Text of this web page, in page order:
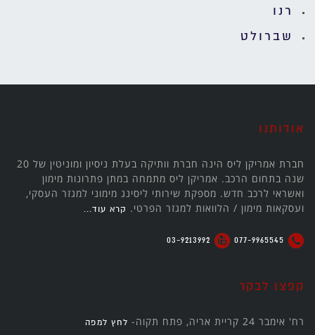
רנו
שברולט
אודותנו
חברת אמריקן ליס הינה חברת וותיקה בעלת ניסיון ומוניטין של 20
שנה בתחום הרכב. אמריקן ליס מתמחה במתן פתרונות מימון
ואשראי לרכב חדש. מספקת שירותי ליסינג מימוני למגזר העסקי,
ועסקאות מימון / הלוואות למגזר הפרטי. קרא עוד...
קפצו לבקר
רח' אימבר 24 קריית אריה, פתח תקוה- לחץ למפה